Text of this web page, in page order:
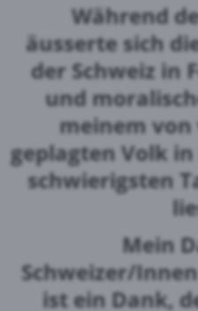
Während
äusserte sich
der Schweiz in
und
meinem von
geplagten Volk
schwierigsten
Mein
Schweizer/
ist ein Dank,